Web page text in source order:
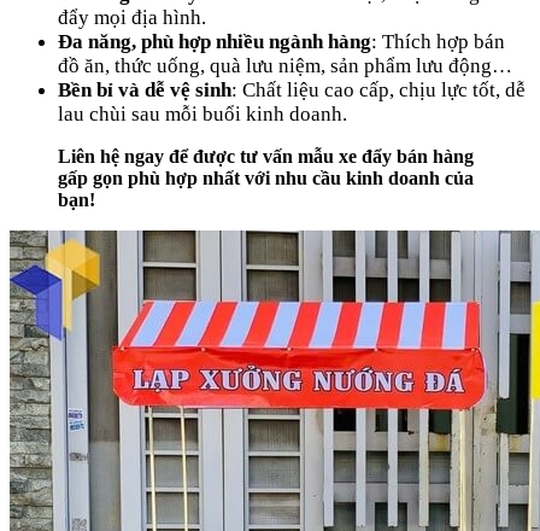
đẩy mọi địa hình.
Đa năng, phù hợp nhiều ngành hàng: Thích hợp bán
đồ ăn, thức uống, quà lưu niệm, sản phẩm lưu động…
Bền bỉ và dễ vệ sinh: Chất liệu cao cấp, chịu lực tốt, dễ
lau chùi sau mỗi buổi kinh doanh.
Liên hệ ngay để được tư vấn mẫu xe đẩy bán hàng
gấp gọn phù hợp nhất với nhu cầu kinh doanh của
bạn!